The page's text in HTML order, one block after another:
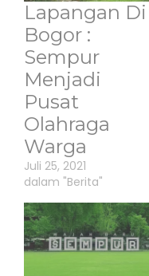
Lapangan Di
Bogor :
Sempur
Menjadi
Pusat
Olahraga
Warga
Juli 25, 2021
dalam "Berita"